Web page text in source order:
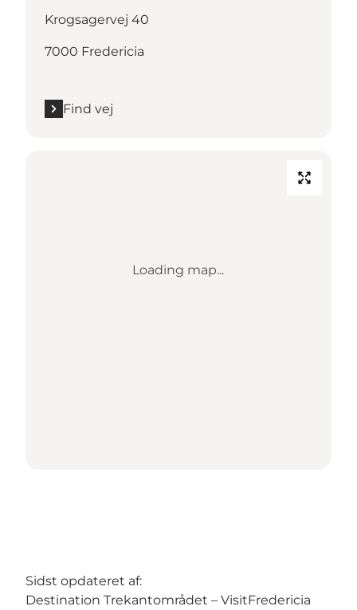
Krogsagervej 40
7000 Fredericia
Find vej
Loading map...
Sidst opdateret af:
Destination Trekantområdet – VisitFredericia